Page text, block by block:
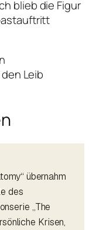
blieb die Figur
Leib
übernahm
des
„The
Krisen,